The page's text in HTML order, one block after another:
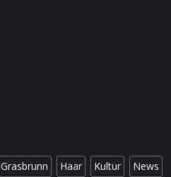
Grasbrunn Haar Kultur News